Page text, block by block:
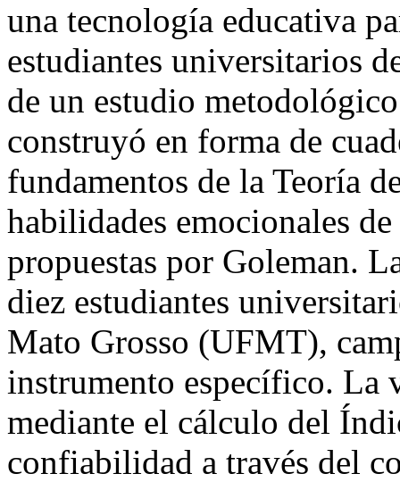
una tecnología educativa
estudiantes universitarios
de un estudio
construyó en forma de
fundamentos de la Teoría
habilidades emocionales
propuestas por Goleman.
diez estudiantes
Mato Grosso (UFMT),
instrumento específico. La
mediante el cálculo del
confiabilidad a través del